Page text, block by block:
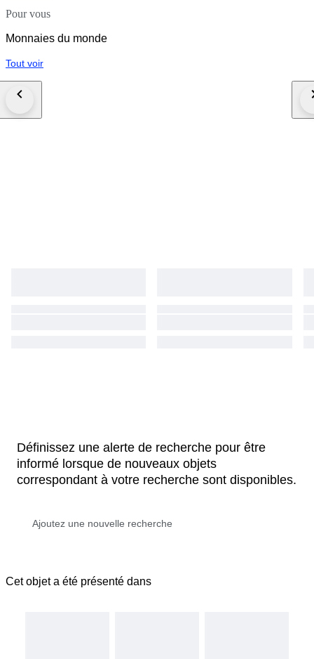
Pour vous
Monnaies du monde
Tout voir
Définissez une alerte de recherche pour être
informé lorsque de nouveaux objets
correspondant à votre recherche sont disponibles.
Cet objet a été présenté dans